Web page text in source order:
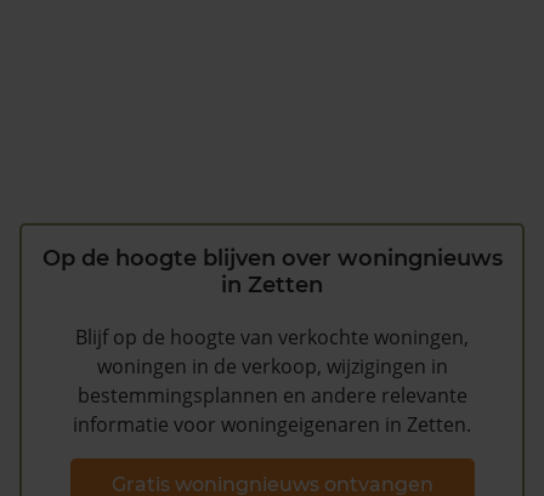
Op de hoogte blijven over woningnieuws
in Zetten
Blijf op de hoogte van verkochte woningen,
woningen in de verkoop, wijzigingen in
bestemmingsplannen en andere relevante
informatie voor woningeigenaren in Zetten.
Gratis woningnieuws ontvangen